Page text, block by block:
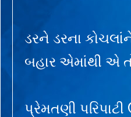
ડરને ડરના
બહાર એમાંથી એ
પ્રેમતણી પરિપાટી